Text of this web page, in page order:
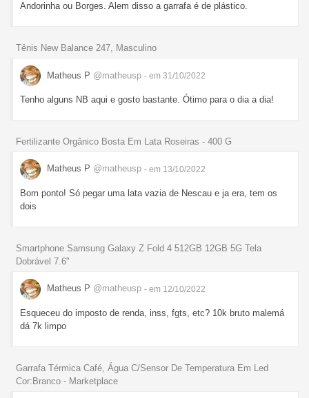
Andorinha ou Borges. Alem disso a garrafa é de plástico.
Tênis New Balance 247, Masculino
Matheus P @matheusp - em 31/10/2022
Tenho alguns NB aqui e gosto bastante. Ótimo para o dia a dia!
Fertilizante Orgânico Bosta Em Lata Roseiras - 400 G
Matheus P @matheusp - em 13/10/2022
Bom ponto! Só pegar uma lata vazia de Nescau e ja era, tem os
dois
Smartphone Samsung Galaxy Z Fold 4 512GB 12GB 5G Tela
Dobrável 7.6"
Matheus P @matheusp - em 12/10/2022
Esqueceu do imposto de renda, inss, fgts, etc? 10k bruto malemá
dá 7k limpo
Garrafa Térmica Café, Água C/Sensor De Temperatura Em Led
Cor:Branco - Marketplace